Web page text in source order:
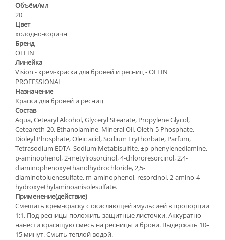
Объём/мл
20
Цвет
холодно-коричн
Бренд
OLLIN
Линейка
Vision - крем-краска для бровей и ресниц - OLLIN
PROFESSIONAL
Назначение
Краски для бровей и ресниц
Состав
Aqua, Cetearyl Alcohol, Glyceryl Stearate, Propylene Glycol,
Ceteareth-20, Ethanolamine, Mineral Oil, Oleth-5 Phosphate,
Dioleyl Phosphate, Oleic acid, Sodium Erythorbate, Parfum,
Tetrasodium EDTA, Sodium Metabisulfite, ±p-phenylenediamine,
p-aminophenol, 2-metylrosorcinol, 4-chlororesorcinol, 2,4-
diaminophenoxyethanolhydrochloride, 2,5-
diaminotoluenesulfate, m-aminophenol, resorcinol, 2-amino-4-
hydroxyethylaminoanisolesulfate.
Применение(действие)
Смешать крем-краску с окисляющей эмульсией в пропорции
1:1. Под ресницы положить защитные листочки. Аккуратно
нанести красящую смесь на ресницы и брови. Выдержать 10–
15 минут. Смыть теплой водой.